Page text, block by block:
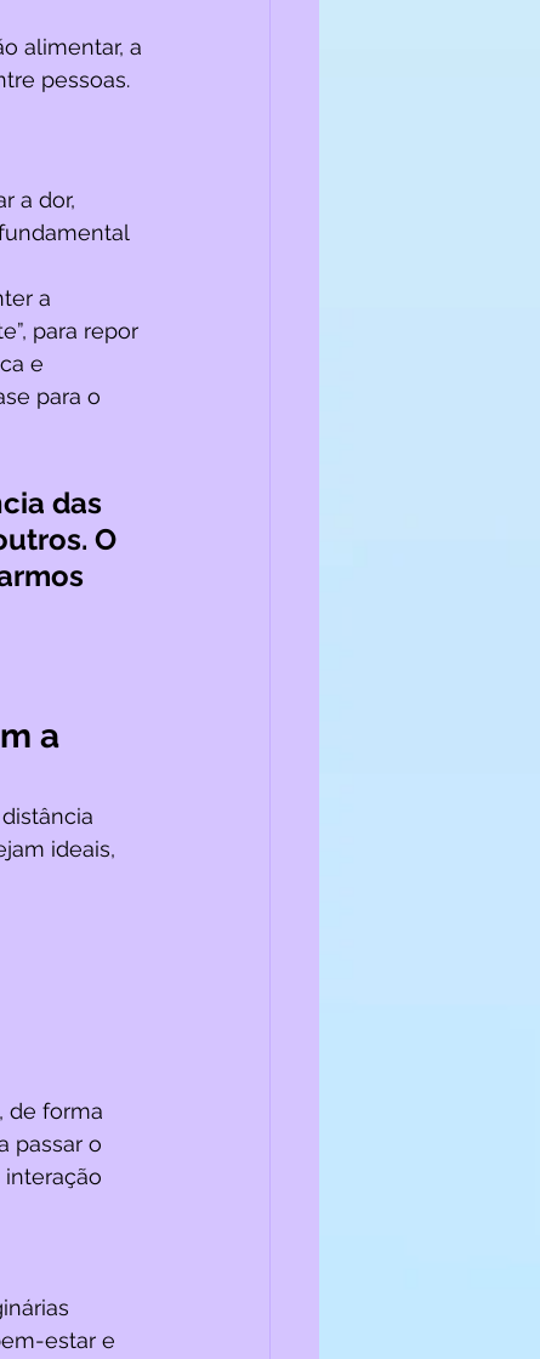
alimentar, a
pessoas.
a dor,
a
para repor
e
para o
das
O
a
ideais,
de forma
passar o
estar e